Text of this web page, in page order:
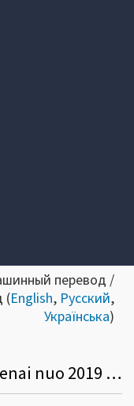
перевод /
(English, Русский,
Українська)
1. Kokiai parduodamai medienai nuo 2019 m. sausio 1 d. taikomas lengvatinis 9 proc. PVM tarifas?